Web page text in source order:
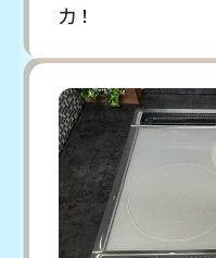
力！